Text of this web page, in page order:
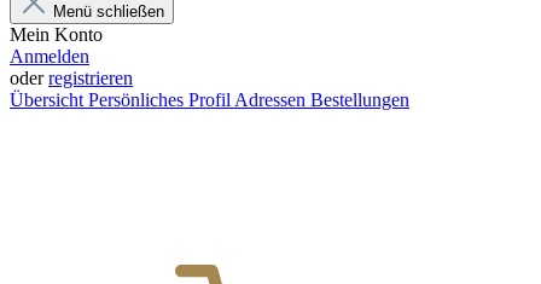
Menü schließen
Mein Konto
Anmelden
oderregistrieren
Übersicht Persönliches Profil Adressen Bestellungen